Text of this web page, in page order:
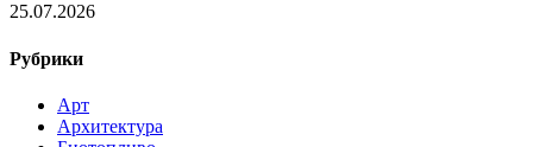
25.07.2026
Рубрики
Арт
Архитектура